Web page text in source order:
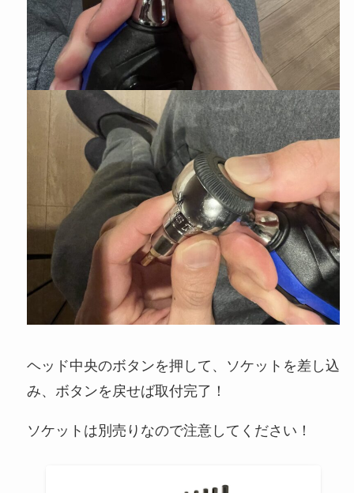
ヘッド中央のボタンを押して、ソケットを差し込
み、ボタンを戻せば取付完了！
ソケットは別売りなので注意してください！